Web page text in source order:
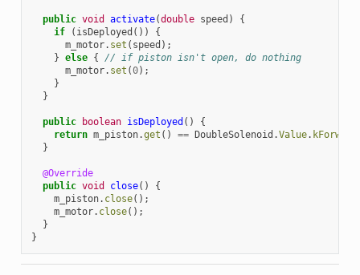
public void activate(double speed )
{
if
( isDeployed ())
{
m_motor. set ( speed );
} else { // if piston isn't open, do nothing
m_motor. set (0);
}
}
public boolean isDeployed ()
{
return m_piston.get () == DoubleSolenoid .Value. kForward
}
@Override
public void close()
{
m_piston. close();
m_motor. close();
}
}